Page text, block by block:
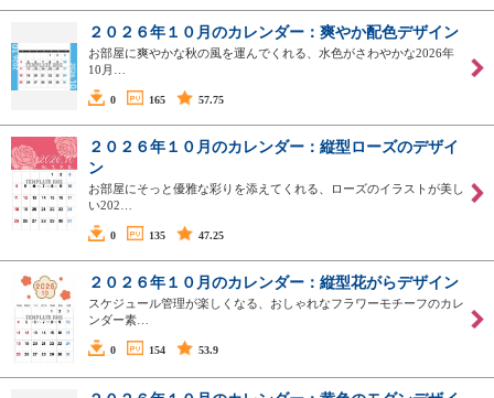
２０２６年１０月のカレンダー：爽やか配色デザイン
お部屋に爽やかな秋の風を運んでくれる、水色がさわやかな2026年
10月…
0 165 57.75
２０２６年１０月のカレンダー：縦型ローズのデザイ
ン
お部屋にそっと優雅な彩りを添えてくれる、ローズのイラストが美し
い202…
0 135 47.25
２０２６年１０月のカレンダー：縦型花がらデザイン
スケジュール管理が楽しくなる、おしゃれなフラワーモチーフのカレ
ンダー素…
0 154 53.9